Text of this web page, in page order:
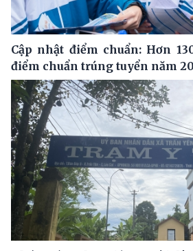
Cập nhật điểm chuẩn: Hơn
điểm chuẩn trúng tuyển năm